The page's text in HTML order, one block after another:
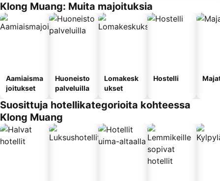
Klong Muang: Muita majoituksia
Aamiaisma
joitukset
Huoneisto
palveluilla
Lomakesk
ukset
Hostelli
Suosittuja hotellikategorioita kohteessa
Klong Muang